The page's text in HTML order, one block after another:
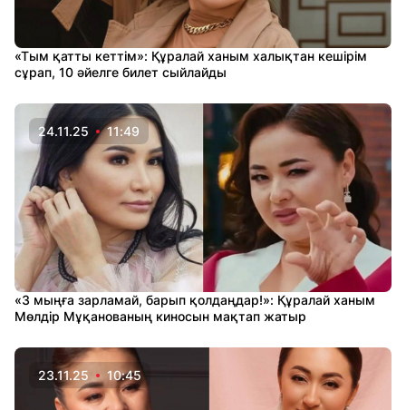
«Тым қатты кеттім»: Құралай ханым халықтан кешірім
сұрап, 10 әйелге билет сыйлайды
24.11.25 11:49
«3 мыңға зарламай, барып қолдаңдар!»: Құралай ханым
Мөлдір Мұқанованың киносын мақтап жатыр
23.11.25 10:45